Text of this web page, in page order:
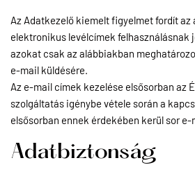
Az Adatkezelő kiemelt figyelmet fordít az
elektronikus levélcímek felhasználásnak
azokat csak az alábbiakban
e-mail küldésére.
Az e-mail címek kezelése elsősorban az
szolgáltatás igénybe vétele során a
elsősorban ennek érdekében kerül sor e-
Adatbiztonság